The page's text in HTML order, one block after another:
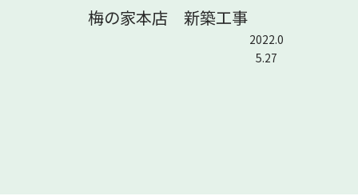
梅の家本店 新築工事
2022.0
5.27